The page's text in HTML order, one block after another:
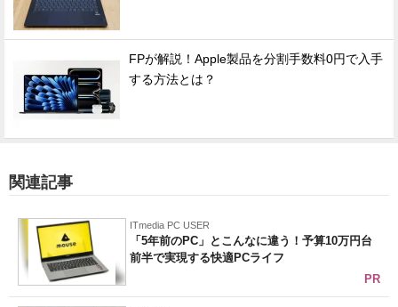
FPが解説！Apple製品を分割手数料0円で入手
する方法とは？
関連記事
ITmedia PC USER
「5年前のPC」とこんなに違う！予算10万円台
前半で実現する快適PCライフ
PR